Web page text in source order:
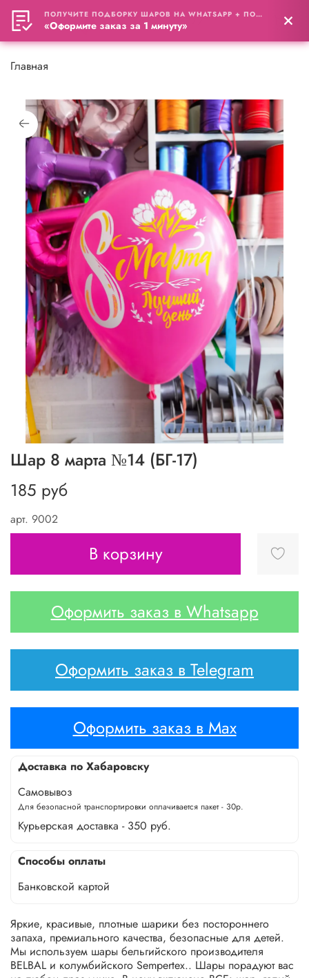
0
Главная
арт. 9002
Шар 8 марта №14 (БГ-17)
185 руб
В корзину
Оформить заказ в Whatsapp
Оформить заказ в Telegram
Оформить заказ в Max
Доставка по Хабаровску
Самовывоз
Для безопасной транспортировки оплачивается пакет - 30р.
Курьерская доставка - 350 руб.
Способы оплаты
Банковской картой
Яркие, красивые, плотные шарики без постороннего
запаха, премиального качества, безопасные для детей.
Мы используем шары бельгийского производителя
BELBAL и колумбийского Sempertex.. Шары порадуют вас
ПОЛУЧИТЕ ПОДБОРКУ ШАРОВ НА WHATSAPP + ПОДАРОК
«Оформите заказ за 1 минуту»